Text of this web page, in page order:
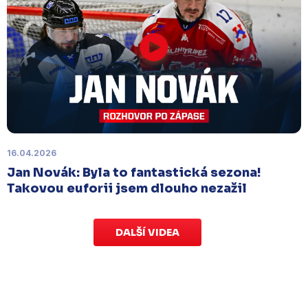
Náhradní termín 15. kola
Úterý 18. listopadu | Utkání 15. kola proti Ústí nad
Labem, které se mělo původně odehrát 15.
listopadu, bylo z důvodu marodky Slovanu
. Kluby se domluvily na náhradním
termínu, Bruslaři se s Ústím nad Labem utkají doma
v Kotlině ve středu 26. listopadu od 18:00.
16.04.2026
Jan Novák: Byla to fantastická sezona!
Takovou euforii jsem dlouho nezažil
DALŠÍ VIDEA